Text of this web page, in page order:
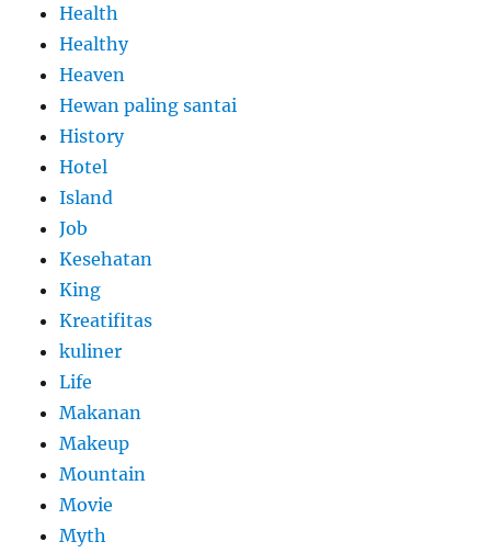
Health
Healthy
Heaven
Hewan paling santai
History
Hotel
Island
Job
Kesehatan
King
Kreatifitas
kuliner
Life
Makanan
Makeup
Mountain
Movie
Myth